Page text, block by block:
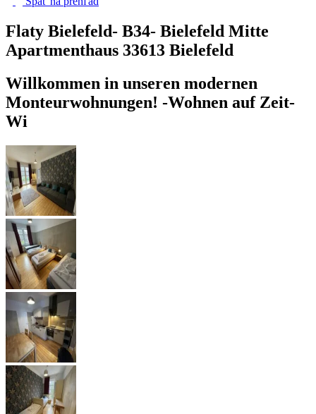
Flaty Bielefeld- B34- Bielefeld Mitte
Apartmenthaus 33613 Bielefeld
Willkommen in unseren modernen
Monteurwohnungen! -Wohnen auf Zeit-
Wi